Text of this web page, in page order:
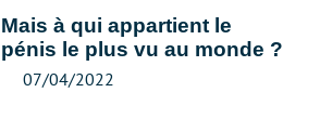
Mais à qui appartient le
pénis le plus vu au monde ?
07/04/2022